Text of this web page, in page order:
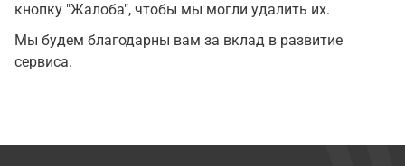
кнопку "Жалоба", чтобы мы могли удалить их.
Мы будем благодарны вам за вклад в развитие
сервиса.